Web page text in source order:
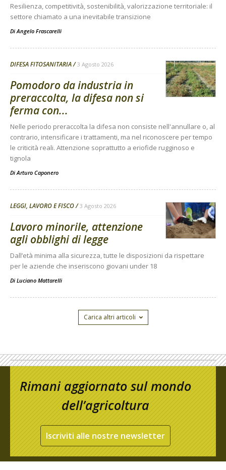
Resilienza, competitività, sostenibilità, valorizzazione territoriale: il
settore chiamato a una inevitabile transizione
DiAngelo Frascarelli
DIFESA FITOSANITARIA 3 Agosto 2026
Pomodoro da industria in
preraccolta, la difesa non si
ferma con...
Nelle periodo preraccolta la difesa non consiste nell'annullare o, al
contrario, intensificare i trattamenti, ma nel riconoscere per tempo
le criticità reali. Attenzione soprattutto a eriofide rugginoso e
tignola
DiArturo Caponero
LEGGI, LAVORO E FISCO 3 Agosto 2026
Lavoro minorile, attenzione
agli obblighi di legge
Dall’età minima alla sicurezza, tutte le disposizioni da rispettare
per le aziende che inseriscono giovani under 18
Di Luciano Mattarelli
Carica altri articoli
Rimani aggiornato sul mondo
dell’agricoltura
Iscriviti alle nostre newsletter